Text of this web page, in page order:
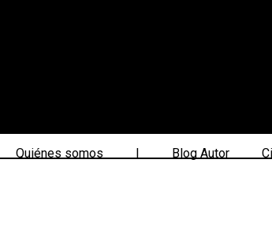
Quiénes somos | Blog Autor